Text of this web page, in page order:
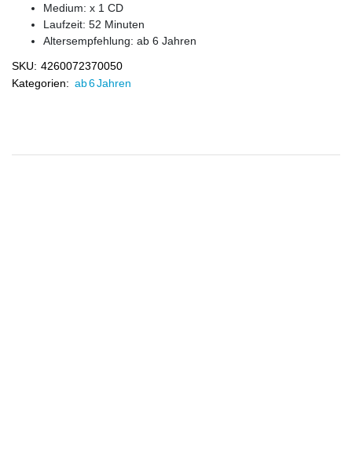
Medium: x 1 CD
Laufzeit: 52 Minuten
Altersempfehlung: ab 6 Jahren
SKU: 4260072370050
Kategorien: ab 6 Jahren